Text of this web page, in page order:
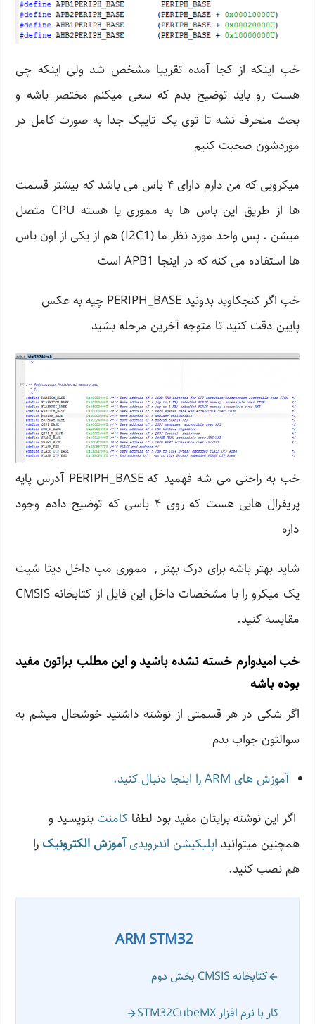
خب اینکه از کجا آمده تقریبا مشخص شد ولی اینکه چی
هست رو باید توضیح بدم که سعی میکنم مختصر باشه و
بحث منحرف نشه تا توی یک تاپیک جدا به صورت کامل در
موردشون صحبت کنیم
میکرویی که من دارم دارای ۴ باس می باشد که بیشتر قسمت
ها از طریق این باس ها به مموری یا هسته CPU متصل
میشن . پس واحد مورد نظر ما (I2C1) هم از یکی از اون باس
ها استفاده می کنه که در اینجا APB1 است
خب اگر کنجکاوید بدونید PERIPH_BASE چیه به عکس
پایین دقت کنید تا متوجه آخرین مرحله بشید
خب به راحتی می شه فهمید که PERIPH_BASE آدرس پایه
پریفرال هایی هست که روی ۴ باسی که توضیح دادم وجود
داره
شاید بهتر باشه برای درک بهتر , مموری مپ داخل دیتا شیت
یک میکرو را با مشخصات داخل این فایل از کتابخانه CMSIS
مقایسه کنید.
خب امیدوارم خسته نشده باشید و این مطلب براتون مفید
بوده باشه
اگر شکی در هر قسمتی از نوشته داشتید خوشحال میشم به
سوالتون جواب بدم
آموزش های ARM را اینجا دنبال کنید.
اگر این نوشته‌ برایتان مفید بود لطفاکامنت بنویسید و
همچنین میتوانید اپلیکیشن اندرویدیآموزش الکترونیک را
هم نصب کنید.
ARM STM32
کتابخانه CMSIS بخش دوم
کار با نرم افزار STM32CubeMX